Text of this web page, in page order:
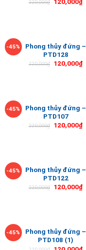
220,000₫
-45%
Phong thủy đứng –
PTD128
220,000₫ 120,000₫
-45%
Phong thủy đứng –
PTD107
220,000₫ 120,000₫
-45%
Phong thủy đứng –
PTD122
220,000₫ 120,000₫
-45%
Phong thủy đứng –
PTD108 (1)